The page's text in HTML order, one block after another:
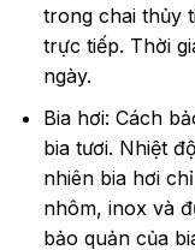
trong chai thủy
trực tiếp. Thời
ngày.
Bia hơi: Cách
bia tươi. Nhiệt
nhiên bia hơi
nhôm, inox và
bảo quản của